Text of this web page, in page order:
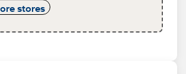
stores